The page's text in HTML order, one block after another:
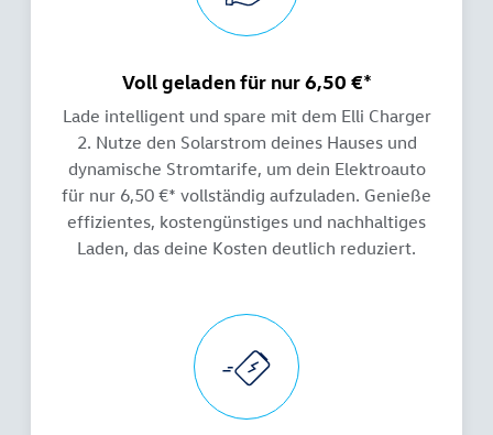
Voll geladen für nur 6,50 €*
Lade intelligent und spare mit dem Elli Charger
2. Nutze den Solarstrom deines Hauses und
dynamische Stromtarife, um dein Elektroauto
für nur 6,50 €* vollständig aufzuladen. Genieße
effizientes, kostengünstiges und nachhaltiges
Laden, das deine Kosten deutlich reduziert.